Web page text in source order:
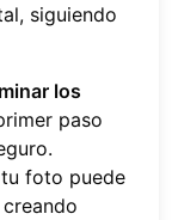
siguiendo
los
paso
foto puede